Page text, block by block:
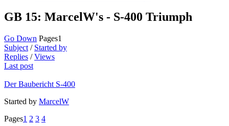
GB 15: MarcelW's - S-400 Triumph
Go Down Pages1
Subject / Started by
Replies /Views
Last post
Der Baubericht S-400
Started by MarcelW
Pages1 2 3 4